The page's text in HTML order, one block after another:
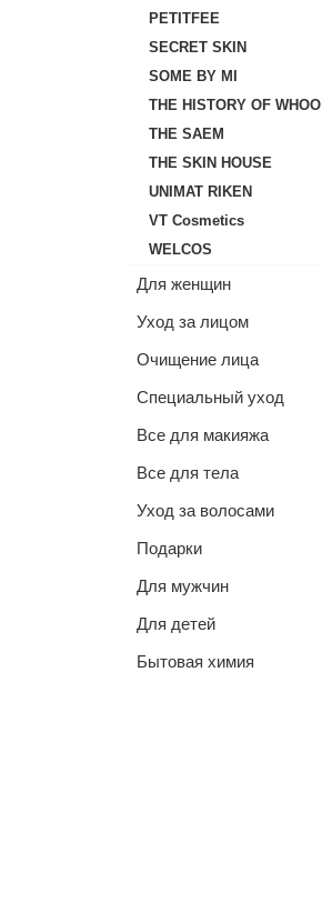
PETITFEE
SECRET SKIN
SOME BY MI
THE HISTORY OF WHOO
THE SAEM
THE SKIN HOUSE
UNIMAT RIKEN
VT Cosmetics
WELCOS
Для женщин
Уход за лицом
Очищение лица
Специальный уход
Все для макияжа
Все для тела
Уход за волосами
Подарки
Для мужчин
Для детей
Бытовая химия